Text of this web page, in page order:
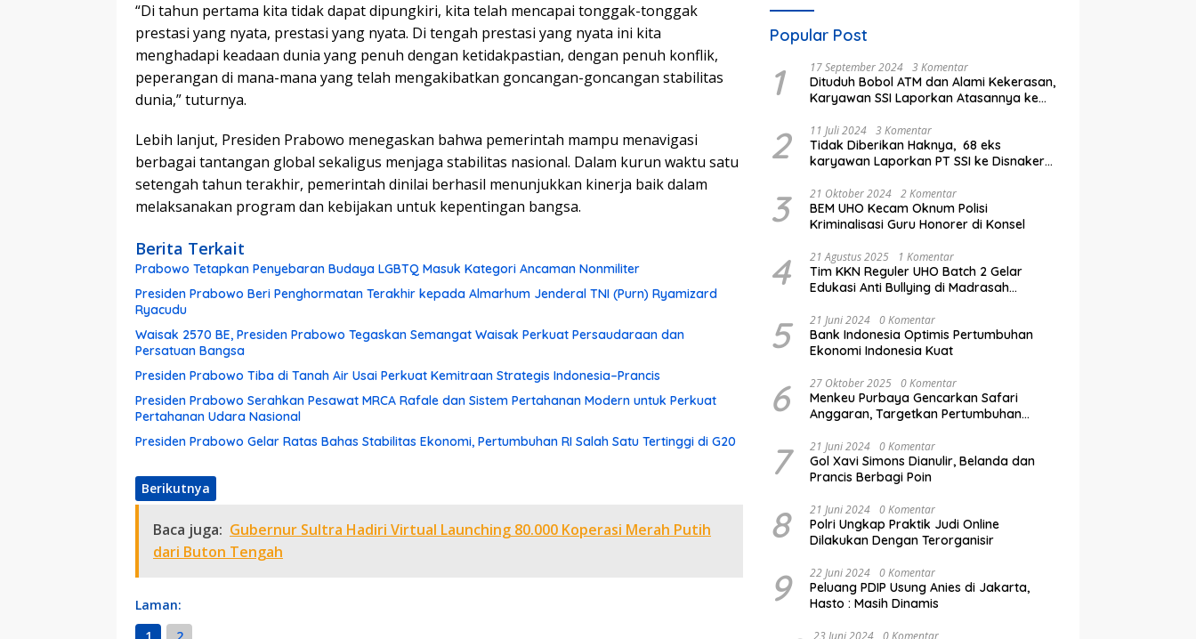
“Di tahun pertama kita tidak dapat dipungkiri, kita telah mencapai tonggak-tonggak
prestasi yang nyata, prestasi yang nyata. Di tengah prestasi yang nyata ini kita
menghadapi keadaan dunia yang penuh dengan ketidakpastian, dengan penuh konflik,
peperangan di mana-mana yang telah mengakibatkan goncangan-goncangan stabilitas
dunia,” tuturnya.
Lebih lanjut, Presiden Prabowo menegaskan bahwa pemerintah mampu menavigasi
berbagai tantangan global sekaligus menjaga stabilitas nasional. Dalam kurun waktu satu
setengah tahun terakhir, pemerintah dinilai berhasil menunjukkan kinerja baik dalam
melaksanakan program dan kebijakan untuk kepentingan bangsa.
Berita Terkait
Prabowo Tetapkan Penyebaran Budaya LGBTQ Masuk Kategori Ancaman Nonmiliter
Presiden Prabowo Beri Penghormatan Terakhir kepada Almarhum Jenderal TNI (Purn) Ryamizard
Ryacudu
Waisak 2570 BE, Presiden Prabowo Tegaskan Semangat Waisak Perkuat Persaudaraan dan
Persatuan Bangsa
Presiden Prabowo Tiba di Tanah Air Usai Perkuat Kemitraan Strategis Indonesia–Prancis
Presiden Prabowo Serahkan Pesawat MRCA Rafale dan Sistem Pertahanan Modern untuk Perkuat
Pertahanan Udara Nasional
Presiden Prabowo Gelar Ratas Bahas Stabilitas Ekonomi, Pertumbuhan RI Salah Satu Tertinggi di G20
Berikutnya
Baca juga: Gubernur Sultra Hadiri Virtual Launching 80.000 Koperasi Merah Putih
dari Buton Tengah
Laman:
Popular Post
1 17 September 2024 3 Komentar
Dituduh Bobol ATM dan Alami Kekerasan,
Karyawan SSI Laporkan Atasannya ke
2 11 Juli 2024 3 Komentar
Tidak Diberikan Haknya, 68 eks
karyawan Laporkan PT SSI ke Disnaker
3 21 Oktober 2024 2 Komentar
BEM UHO Kecam Oknum Polisi
Kriminalisasi Guru Honorer di Konsel
4 21 Agustus 2025 1 Komentar
Tim KKN Reguler UHO Batch 2 Gelar
Edukasi Anti Bullying di Madrasah
5 21 Juni 2024 0 Komentar
Bank Indonesia Optimis Pertumbuhan
Ekonomi Indonesia Kuat
6 27 Oktober 2025 0 Komentar
Menkeu Purbaya Gencarkan Safari
Anggaran, Targetkan Pertumbuhan
7 21 Juni 2024 0 Komentar
Gol Xavi Simons Dianulir, Belanda dan
Prancis Berbagi Poin
8 21 Juni 2024 0 Komentar
Polri Ungkap Praktik Judi Online
Dilakukan Dengan Terorganisir
9 22 Juni 2024 0 Komentar
Peluang PDIP Usung Anies di Jakarta,
Hasto : Masih Dinamis